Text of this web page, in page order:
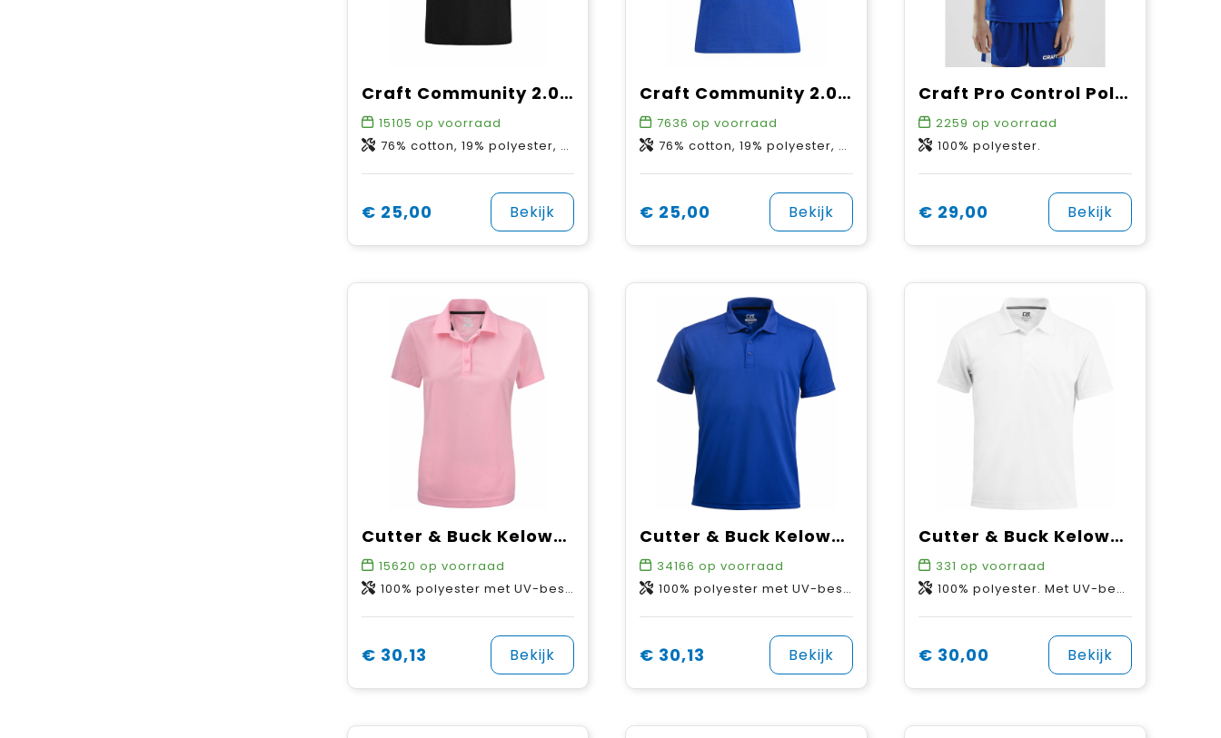
Craft Community 2.0 Polo M
15105 op voorraad
76% cotton, 19% polyester, 5% elastane.
€ 25,00 Bekijk
Craft Community 2.0 Polo W
7636 op voorraad
76% cotton, 19% polyester, 5% elastane.
€ 25,00 Bekijk
Craft Pro Control Poloshirt Jr
2259 op voorraad
100% polyester.
€ 29,00 Bekijk
Cutter & Buck Kelowna Polo Dames
15620 op voorraad
100% polyester met UV-bescherming.
€ 30,13 Bekijk
Cutter & Buck Kelowna Polo Heren
34166 op voorraad
100% polyester met UV-bescherming.
€ 30,13 Bekijk
Cutter & Buck Kelowna Polo Junior
331 op voorraad
100% polyester. Met UV-bescherming.
€ 30,00 Bekijk